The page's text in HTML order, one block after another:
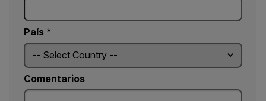
País *
Comentarios